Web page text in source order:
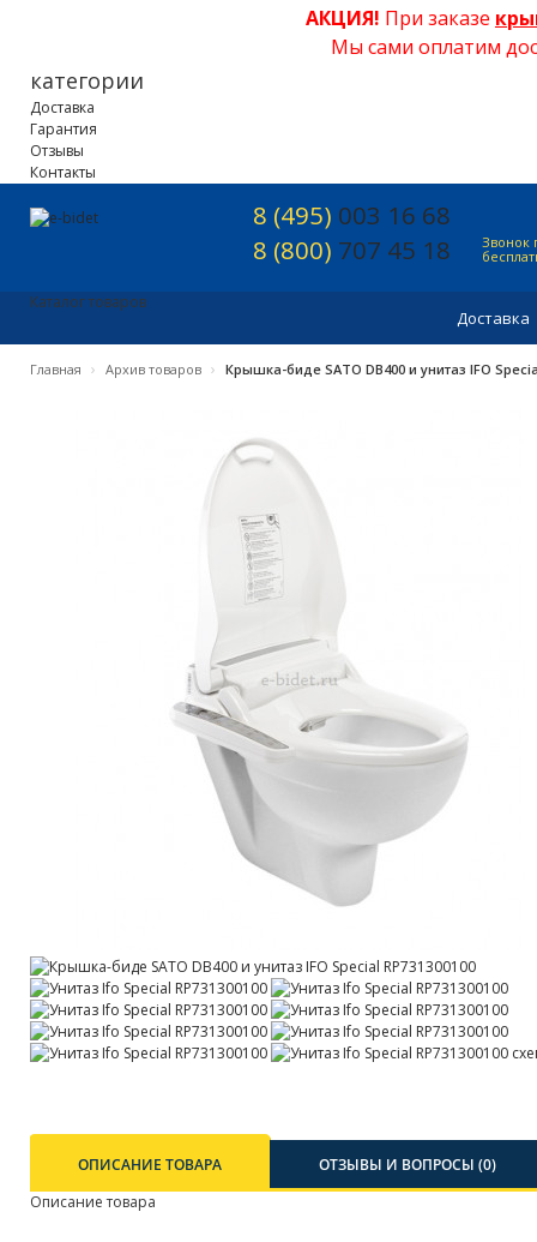
АКЦИЯ! При заказе
Мы сами оплатим
категории
Доставка
Гарантия
Отзывы
Контакты
8 (495) 003 16 68
8 (800) 707 45 18
Звонок
Каталог товаров
Доставка
Главная › Архив товаров › Крышка-биде SATO DB400 и унитаз IFO
ОПИСАНИЕ ТОВАРА
ОТЗЫВЫ И ВОПРОСЫ (0)
Описание товара